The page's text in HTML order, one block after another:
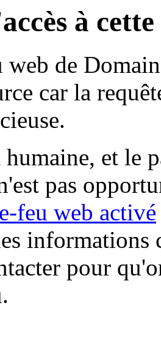
à
web de
car la
et le
pas
feu web activé
informations
pour